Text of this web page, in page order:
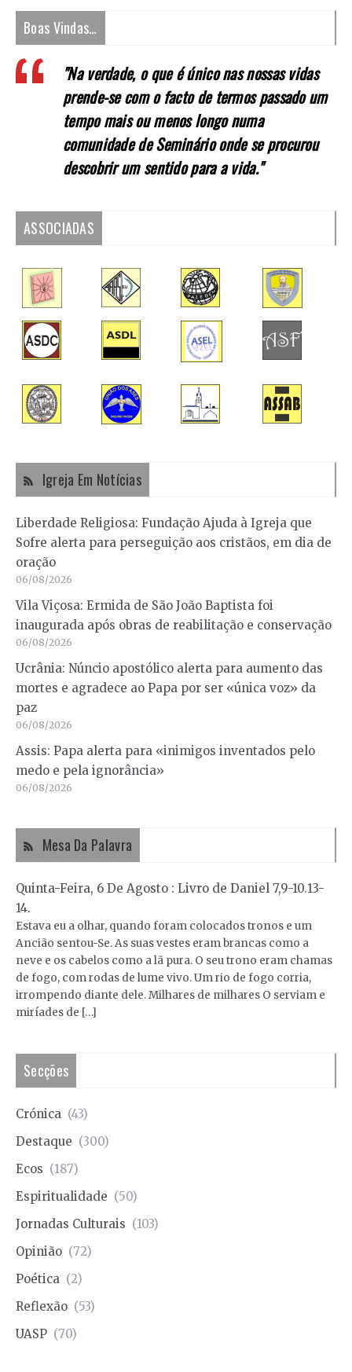
Boas Vindas…
"Na verdade, o que é único nas nossas vidas
prende-se com o facto de termos passado um
tempo mais ou menos longo numa
comunidade de Seminário onde se procurou
descobrir um sentido para a vida."
ASSOCIADAS
Igreja Em Notícias
Liberdade Religiosa: Fundação Ajuda à Igreja que
Sofre alerta para perseguição aos cristãos, em dia de
oração
06/08/2026
Vila Viçosa: Ermida de São João Baptista foi
inaugurada após obras de reabilitação e conservação
06/08/2026
Ucrânia: Núncio apostólico alerta para aumento das
mortes e agradece ao Papa por ser «única voz» da
paz
06/08/2026
Assis: Papa alerta para «inimigos inventados pelo
medo e pela ignorância»
06/08/2026
Mesa Da Palavra
Quinta-Feira, 6 De Agosto : Livro de Daniel 7,9-10.13-
14.
Estava eu a olhar, quando foram colocados tronos e um
Ancião sentou-Se. As suas vestes eram brancas como a
neve e os cabelos como a lã pura. O seu trono eram chamas
de fogo, com rodas de lume vivo. Um rio de fogo corria,
irrompendo diante dele. Milhares de milhares O serviam e
miríades de […]
Secções
Crónica (43)
Destaque (300)
Ecos (187)
Espiritualidade (50)
Jornadas Culturais (103)
Opinião (72)
Poética (2)
Reflexão (53)
UASP (70)